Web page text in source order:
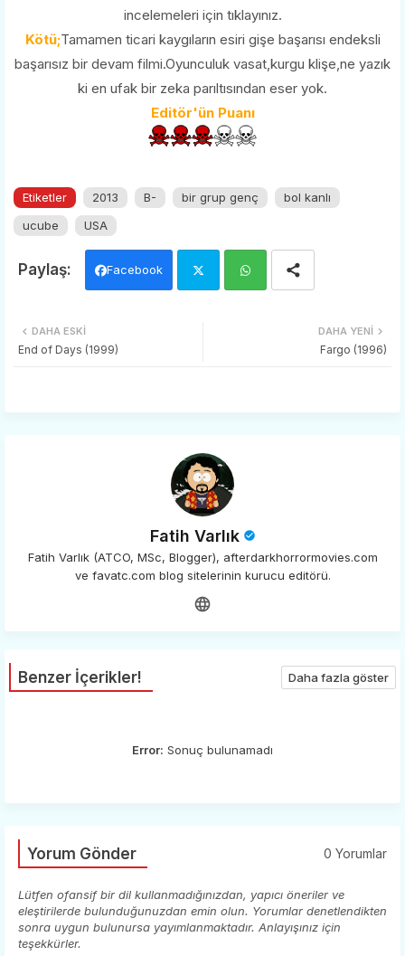
incelemeleri için tıklayınız.
Kötü;Tamamen ticari kaygıların esiri gişe başarısı endeksli
başarısız bir devam filmi.Oyunculuk vasat,kurgu klişe,ne yazık
ki en ufak bir zeka parıltısından eser yok.
Editör'ün Puanı
Etiketler 2013 B- bir grup genç
bol kanlı
ucube
USA
Facebook
DAHA YENI
Fargo (1996)
DAHA ESKI
End of Days (1999)
Fatih Varlık
Fatih Varlık (ATCO, MSc, Blogger), afterdarkhorrormovies.com
ve favatc.com blog sitelerinin kurucu editörü.
Benzer İçerikler! Daha fazla göster
Error: Sonuç bulunamadı
Yorum Gönder 0 Yorumlar
Lütfen ofansif bir dil kullanmadığınızdan, yapıcı öneriler ve
eleştirilerde bulunduğunuzdan emin olun. Yorumlar denetlendikten
sonra uygun bulunursa yayımlanmaktadır. Anlayışınız için
teşekkürler.